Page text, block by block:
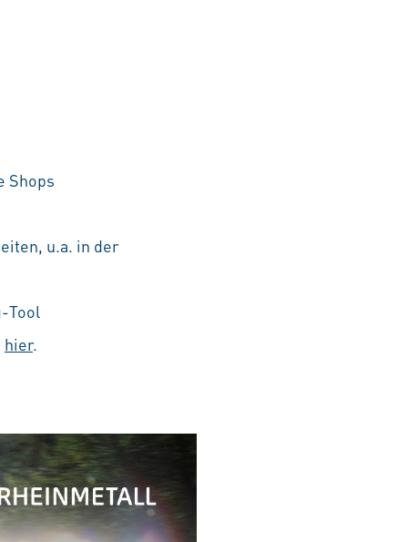
Shops
u.a. in der
Tool
hier.